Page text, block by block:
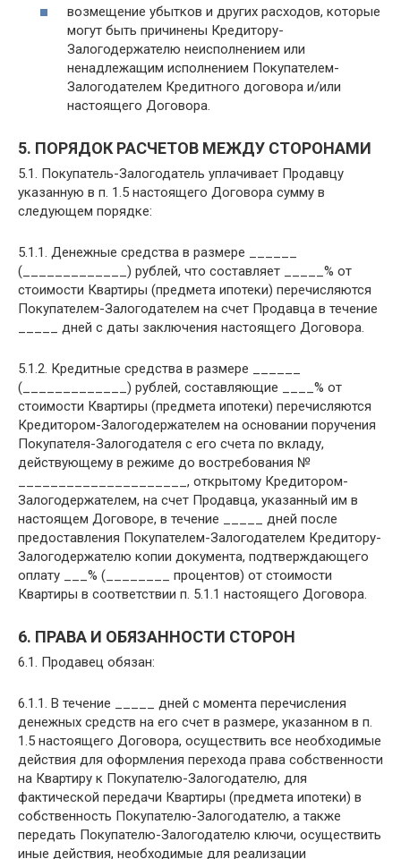
возмещение убытков и других расходов, которые
могут быть причинены Кредитору-
Залогодержателю неисполнением или
ненадлежащим исполнением Покупателем-
Залогодателем Кредитного договора и/или
настоящего Договора.
5. ПОРЯДОК РАСЧЕТОВ МЕЖДУ СТОРОНАМИ
5.1. Покупатель-Залогодатель уплачивает Продавцу
указанную в п. 1.5 настоящего Договора сумму в
следующем порядке:
5.1.1. Денежные средства в размере ______
(_____________) рублей, что составляет _____% от
стоимости Квартиры (предмета ипотеки) перечисляются
Покупателем-Залогодателем на счет Продавца в течение
_____ дней с даты заключения настоящего Договора.
5.1.2. Кредитные средства в размере ______
(_____________) рублей, составляющие ____% от
стоимости Квартиры (предмета ипотеки) перечисляются
Кредитором-Залогодержателем на основании поручения
Покупателя-Залогодателя с его счета по вкладу,
действующему в режиме до востребования №
_____________________, открытому Кредитором-
Залогодержателем, на счет Продавца, указанный им в
настоящем Договоре, в течение _____ дней после
предоставления Покупателем-Залогодателем Кредитору-
Залогодержателю копии документа, подтверждающего
оплату ___% (________ процентов) от стоимости
Квартиры в соответствии п. 5.1.1 настоящего Договора.
6. ПРАВА И ОБЯЗАННОСТИ СТОРОН
6.1. Продавец обязан:
6.1.1. В течение _____ дней с момента перечисления
денежных средств на его счет в размере, указанном в п.
1.5 настоящего Договора, осуществить все необходимые
действия для оформления перехода права собственности
на Квартиру к Покупателю-Залогодателю, для
фактической передачи Квартиры (предмета ипотеки) в
собственность Покупателю-Залогодателю, а также
передать Покупателю-Залогодателю ключи, осуществить
иные действия, необходимые для реализации